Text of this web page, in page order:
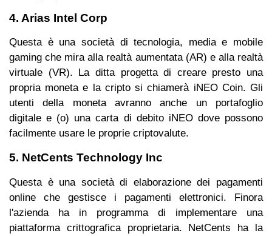
4. Arias Intel Corp
Questa è una società di tecnologia, media e mobile
gaming che mira alla realtà aumentata (AR) e alla realtà
virtuale (VR). La ditta progetta di creare presto una
propria moneta e la cripto si chiamerà iNEO Coin. Gli
utenti della moneta avranno anche un portafoglio
digitale e (o) una carta di debito iNEO dove possono
facilmente usare le proprie criptovalute.
5. NetCents Technology Inc
Questa è una società di elaborazione dei pagamenti
online che gestisce i pagamenti elettronici. Finora
l'azienda ha in programma di implementare una
piattaforma crittografica proprietaria. NetCents ha la